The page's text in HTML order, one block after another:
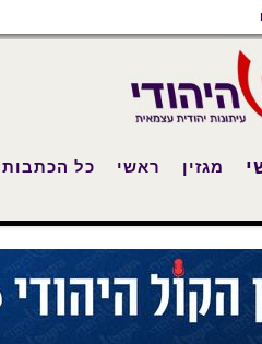
מגזין ראשי כל הכתבות